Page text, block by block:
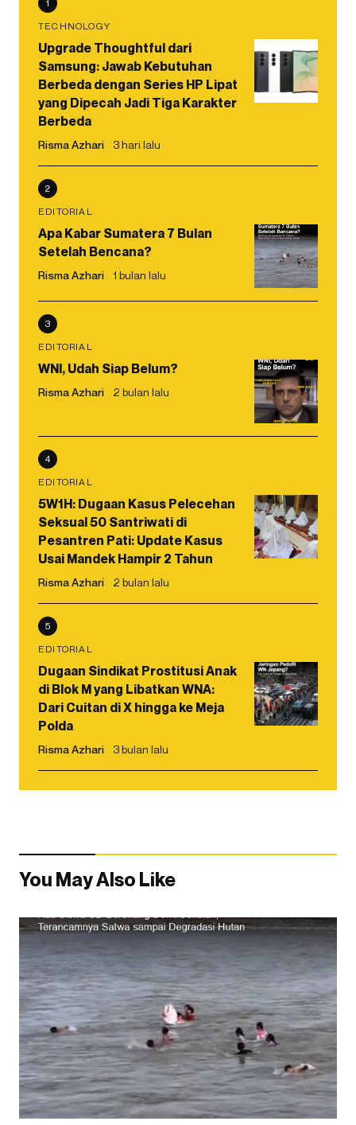
1
TECHNOLOGY
Upgrade Thoughtful dari
Samsung: Jawab Kebutuhan
Berbeda dengan Series HP Lipat
yang Dipecah Jadi Tiga Karakter
Berbeda
Risma Azhari 3 hari lalu
2
EDITORIAL
Apa Kabar Sumatera 7 Bulan
Setelah Bencana?
Risma Azhari 1 bulan lalu
3
EDITORIAL
WNI, Udah Siap Belum?
Risma Azhari 2 bulan lalu
4
EDITORIAL
5W1H: Dugaan Kasus Pelecehan
Seksual 50 Santriwati di
Pesantren Pati: Update Kasus
Usai Mandek Hampir 2 Tahun
Risma Azhari 2 bulan lalu
5
EDITORIAL
Dugaan Sindikat Prostitusi Anak
di Blok M yang Libatkan WNA:
Dari Cuitan di X hingga ke Meja
Polda
Risma Azhari 3 bulan lalu
You May Also Like